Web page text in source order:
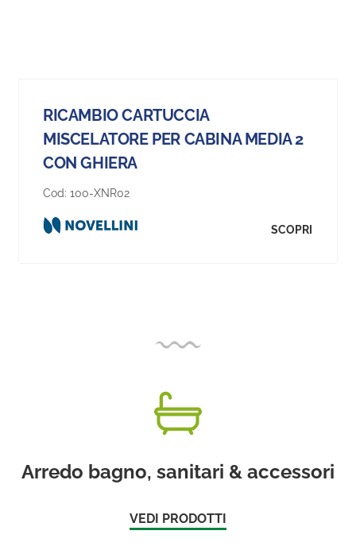
RICAMBIO CARTUCCIA
MISCELATORE PER CABINA MEDIA 2
CON GHIERA
Cod: 100-XNR02
SCOPRI
Arredo bagno, sanitari & accessori
VEDI PRODOTTI